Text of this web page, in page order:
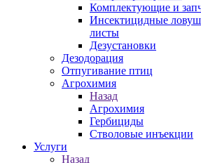
Комплектующие и
Инсектицидные
листы
Дезустановки
Дезодорация
Отпугивание птиц
Агрохимия
Назад
Агрохимия
Гербициды
Стволовые инъекции
Услуги
Назад